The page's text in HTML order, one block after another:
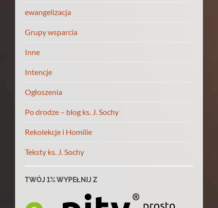
ewangelizacja
Grupy wsparcia
Inne
Intencje
Ogłoszenia
Po drodze – blog ks. J. Sochy
Rekolekcje i Homilie
Teksty ks. J. Sochy
TWÓJ 1% WYPEŁNIJ Z